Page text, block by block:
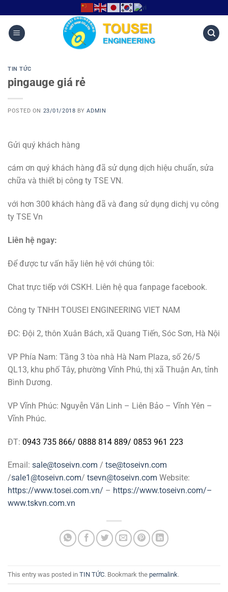
TIN TỨC
pingauge giá rẻ
POSTED ON 23/01/2018 BYADMIN
Gửi quý khách hàng
cám ơn quý khách hàng đã sử dụng dịch hiệu chuẩn, sửa
chữa và thiết bị công ty TSE VN.
với hơn 300 khách hàng đã và đang sử dụng dichj vụ công
ty TSE Vn
Liên hệ ngay:
Để được tư vấn hãy liên hệ với chúng tôi:
Chat trực tiếp với CSKH. Liên hệ qua fanpage facebook.
Công ty TNHH TOUSEI ENGINEERING VIET NAM
ĐC: Đội 2, thôn Xuân Bách, xã Quang Tiến, Sóc Sơn, Hà Nội
VP Phía Nam: Tầng 3 tòa nhà Hà Nam Plaza, số 26/5
QL13, khu phố Tây, phường Vĩnh Phú, thị xã Thuận An, tỉnh
Bình Dương.
VP Vĩnh Phúc: Nguyễn Văn Linh – Liên Bảo – Vĩnh Yên –
Vĩnh Phúc.
ĐT: 0943 735 866/ 0888 814 889/ 0853 961 223
Email: sale@toseivn.com / tse@toseivn.com
/sale1@toseivn.com/ tsevn@toseivn.com Website:
https://www.tosei.com.vn/ – https://www.toseivn.com/–
www.tskvn.com.vn
This entry was posted in TIN TỨC. Bookmark the permalink.